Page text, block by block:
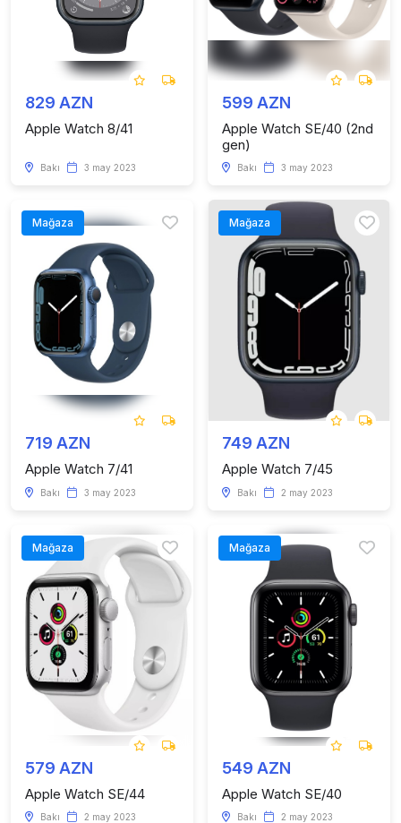
829 AZN
Apple Watch 8/41
Bakı 3 may 2023
599 AZN
Apple Watch SE/40 (2nd
gen)
Bakı 3 may 2023
Mağaza
719 AZN
Apple Watch 7/41
Bakı 3 may 2023
Mağaza
749 AZN
Apple Watch 7/45
Bakı 2 may 2023
Mağaza
579 AZN
Apple Watch SE/44
Bakı 2 may 2023
Mağaza
549 AZN
Apple Watch SE/40
Bakı 2 may 2023